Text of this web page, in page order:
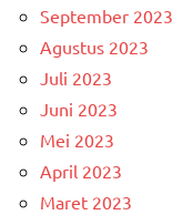
September 2023
Agustus 2023
Juli 2023
Juni 2023
Mei 2023
April 2023
Maret 2023